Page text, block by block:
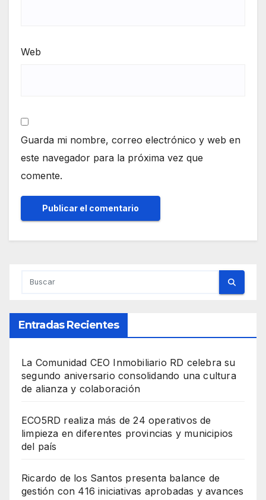
Web
Guarda mi nombre, correo electrónico y web en
este navegador para la próxima vez que
comente.
Entradas Recientes
La Comunidad CEO Inmobiliario RD celebra su
segundo aniversario consolidando una cultura
de alianza y colaboración
ECO5RD realiza más de 24 operativos de
limpieza en diferentes provincias y municipios
del país
Ricardo de los Santos presenta balance de
gestión con 416 iniciativas aprobadas y avances